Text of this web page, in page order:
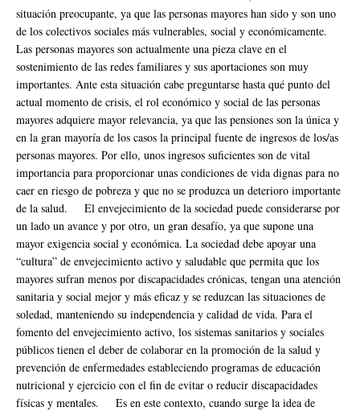
situación preocupante, ya que las personas mayores han sido y son uno
de los colectivos sociales más vulnerables, social y económicamente.
Las personas mayores son actualmente una pieza clave en el
sostenimiento de las redes familiares y sus aportaciones son muy
importantes. Ante esta situación cabe preguntarse hasta qué punto del
actual momento de crisis, el rol económico y social de las personas
mayores adquiere mayor relevancia, ya que las pensiones son la única y
en la gran mayoría de los casos la principal fuente de ingresos de los/as
personas mayores. Por ello, unos ingresos suficientes son de vital
importancia para proporcionar unas condiciones de vida dignas para no
caer en riesgo de pobreza y que no se produzca un deterioro importante
de la salud. El envejecimiento de la sociedad puede considerarse por
un lado un avance y por otro, un gran desafío, ya que supone una
mayor exigencia social y económica. La sociedad debe apoyar una
“cultura” de envejecimiento activo y saludable que permita que los
mayores sufran menos por discapacidades crónicas, tengan una atención
sanitaria y social mejor y más eficaz y se reduzcan las situaciones de
soledad, manteniendo su independencia y calidad de vida. Para el
fomento del envejecimiento activo, los sistemas sanitarios y sociales
públicos tienen el deber de colaborar en la promoción de la salud y
prevención de enfermedades estableciendo programas de educación
nutricional y ejercicio con el fin de evitar o reducir discapacidades
físicas y mentales. Es en este contexto, cuando surge la idea de